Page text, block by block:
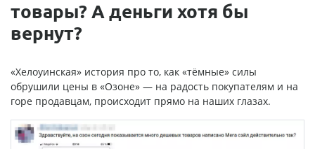
товары? А деньги хотя бы
вернут?
«Хелоуинская» история про то, как «тёмные» силы
обрушили цены в «Озоне» — на радость покупателям и на
горе продавцам, происходит прямо на наших глазах.